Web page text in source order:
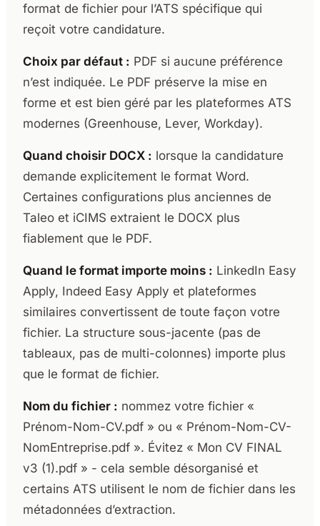
format de fichier pour l’ATS spécifique qui
reçoit votre candidature.
Choix par défaut : PDF si aucune préférence
n’est indiquée. Le PDF préserve la mise en
forme et est bien géré par les plateformes ATS
modernes (Greenhouse, Lever, Workday).
Quand choisir DOCX : lorsque la candidature
demande explicitement le format Word.
Certaines configurations plus anciennes de
Taleo et iCIMS extraient le DOCX plus
fiablement que le PDF.
Quand le format importe moins : LinkedIn Easy
Apply, Indeed Easy Apply et plateformes
similaires convertissent de toute façon votre
fichier. La structure sous-jacente (pas de
tableaux, pas de multi-colonnes) importe plus
que le format de fichier.
Nom du fichier : nommez votre fichier «
Prénom-Nom-CV.pdf » ou « Prénom-Nom-CV-
NomEntreprise.pdf ». Évitez « Mon CV FINAL
v3 (1).pdf » - cela semble désorganisé et
certains ATS utilisent le nom de fichier dans les
métadonnées d’extraction.